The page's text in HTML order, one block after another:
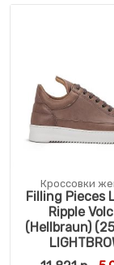
Кроссовки
Filling Pieces
Ripple
(Hellbraun)